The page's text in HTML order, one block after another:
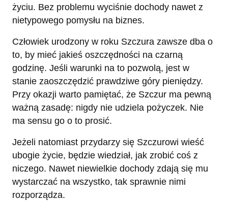
życiu. Bez problemu wyciśnie dochody nawet z
nietypowego pomysłu na biznes.
Człowiek urodzony w roku Szczura zawsze dba o
to, by mieć jakieś oszczędności na czarną
godzinę. Jeśli warunki na to pozwolą, jest w
stanie zaoszczędzić prawdziwe góry pieniędzy.
Przy okazji warto pamiętać, że Szczur ma pewną
ważną zasadę: nigdy nie udziela pożyczek. Nie
ma sensu go o to prosić.
Jeżeli natomiast przydarzy się Szczurowi wieść
ubogie życie, będzie wiedział, jak zrobić coś z
niczego. Nawet niewielkie dochody zdają się mu
wystarczać na wszystko, tak sprawnie nimi
rozporządza.